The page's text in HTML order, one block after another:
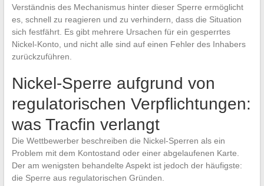
Verständnis des Mechanismus hinter dieser Sperre ermöglicht
es, schnell zu reagieren und zu verhindern, dass die Situation
sich festfährt. Es gibt mehrere Ursachen für ein gesperrtes
Nickel-Konto, und nicht alle sind auf einen Fehler des Inhabers
zurückzuführen.
Nickel-Sperre aufgrund von
regulatorischen Verpflichtungen:
was Tracfin verlangt
Die Wettbewerber beschreiben die Nickel-Sperren als ein
Problem mit dem Kontostand oder einer abgelaufenen Karte.
Der am wenigsten behandelte Aspekt ist jedoch der häufigste:
die Sperre aus regulatorischen Gründen.